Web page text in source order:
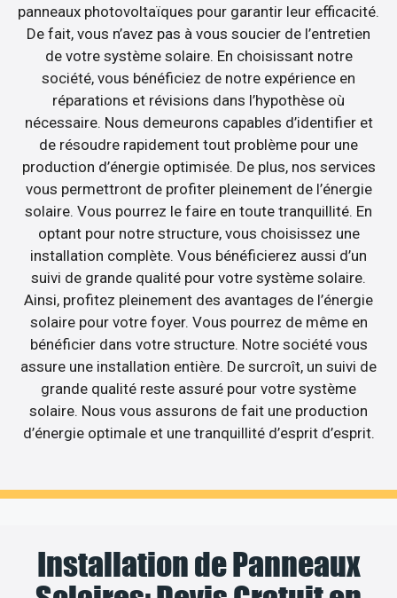
panneaux photovoltaïques pour garantir leur efficacité.
De fait, vous n’avez pas à vous soucier de l’entretien
de votre système solaire. En choisissant notre
société, vous bénéficiez de notre expérience en
réparations et révisions dans l’hypothèse où
nécessaire. Nous demeurons capables d’identifier et
de résoudre rapidement tout problème pour une
production d’énergie optimisée. De plus, nos services
vous permettront de profiter pleinement de l’énergie
solaire. Vous pourrez le faire en toute tranquillité. En
optant pour notre structure, vous choisissez une
installation complète. Vous bénéficierez aussi d’un
suivi de grande qualité pour votre système solaire.
Ainsi, profitez pleinement des avantages de l’énergie
solaire pour votre foyer. Vous pourrez de même en
bénéficier dans votre structure. Notre société vous
assure une installation entière. De surcroît, un suivi de
grande qualité reste assuré pour votre système
solaire. Nous vous assurons de fait une production
d’énergie optimale et une tranquillité d’esprit d’esprit.
Installation de Panneaux